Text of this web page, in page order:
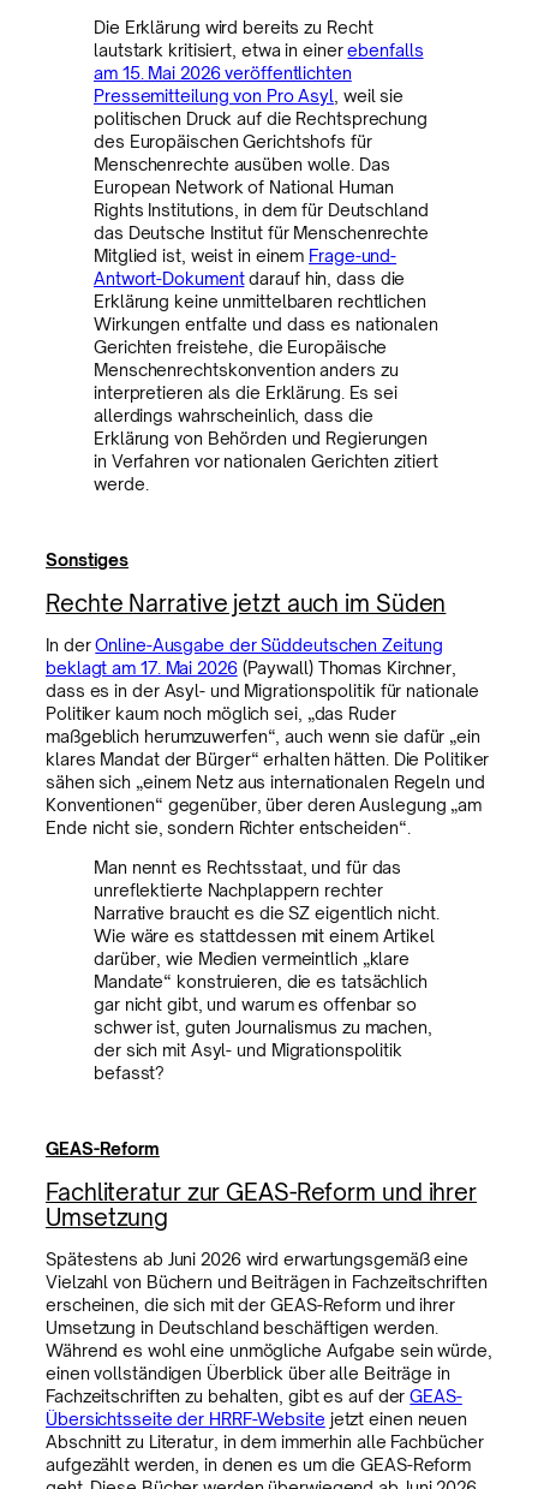
Die Erklärung wird bereits zu Recht
lautstark kritisiert, etwa in einerebenfalls
am 15. Mai 2026 veröffentlichten
Pressemitteilung von Pro Asyl , weil sie
politischen Druck auf die Rechtsprechung
des Europäischen Gerichtshofs für
Menschenrechte ausüben wolle. Das
European Network of National Human
Rights Institutions, in dem für Deutschland
das Deutsche Institut für Menschenrechte
Mitglied ist, weist in einem Frage-und-
Antwort-Dokumentdarauf hin, dass die
Erklärung keine unmittelbaren rechtlichen
Wirkungen entfalte und dass es nationalen
Gerichten freistehe, die Europäische
Menschenrechtskonvention anders zu
interpretieren als die Erklärung. Es sei
allerdings wahrscheinlich, dass die
Erklärung von Behörden und Regierungen
in Verfahren vor nationalen Gerichten zitiert
werde.
Sonstiges
Rechte Narrative jetzt auch im Süden
In derOnline-Ausgabe der Süddeutschen Zeitung
beklagt am 17. Mai 2026(Paywall) Thomas Kirchner,
dass es in der Asyl- und Migrationspolitik für nationale
Politiker kaum noch möglich sei, „das Ruder
maßgeblich herumzuwerfen“, auch wenn sie dafür „ein
klares Mandat der Bürger“ erhalten hätten. Die Politiker
sähen sich „einem Netz aus internationalen Regeln und
Konventionen“ gegenüber, über deren Auslegung „am
Ende nicht sie, sondern Richter entscheiden“.
Man nennt es Rechtsstaat, und für das
unreflektierte Nachplappern rechter
Narrative braucht es die SZ eigentlich nicht.
Wie wäre es stattdessen mit einem Artikel
darüber, wie Medien vermeintlich „klare
Mandate“ konstruieren, die es tatsächlich
gar nicht gibt, und warum es offenbar so
schwer ist, guten Journalismus zu machen,
der sich mit Asyl- und Migrationspolitik
befasst?
GEAS-Reform
Fachliteratur zur GEAS-Reform und ihrer
Umsetzung
Spätestens ab Juni 2026 wird erwartungsgemäß eine
Vielzahl von Büchern und Beiträgen in Fachzeitschriften
erscheinen, die sich mit der GEAS-Reform und ihrer
Umsetzung in Deutschland beschäftigen werden.
Während es wohl eine unmögliche Aufgabe sein würde,
einen vollständigen Überblick über alle Beiträge in
Fachzeitschriften zu behalten, gibt es auf derGEAS-
Übersichtsseite der HRRF-Website jetzt einen neuen
Abschnitt zu Literatur, in dem immerhin alle Fachbücher
aufgezählt werden, in denen es um die GEAS-Reform